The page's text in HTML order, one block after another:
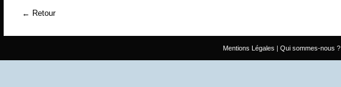
Retour
Mentions Légales Qui sommes-nous ?